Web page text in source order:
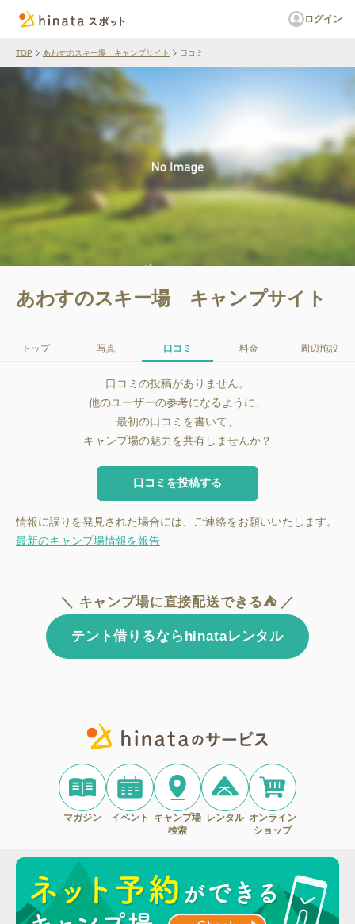
ログイン
TOP あわすのスキー場 キャンプサイト 口コミ
あわすのスキー場 キャンプサイト
トップ 写真 口コミ 料金 周辺施設
口コミの投稿がありません。
他のユーザーの参考になるように、
最初の口コミを書いて、
キャンプ場の魅力を共有しませんか？
口コミを投稿する
情報に誤りを発見された場合には、ご連絡をお願いいたします。
最新のキャンプ場情報を報告
＼ キャンプ場に直接配送できる⛺ ／
テント借りるならhinataレンタル
マガジン イベント
キャンプ場
検索
レンタル オンライン
ショップ